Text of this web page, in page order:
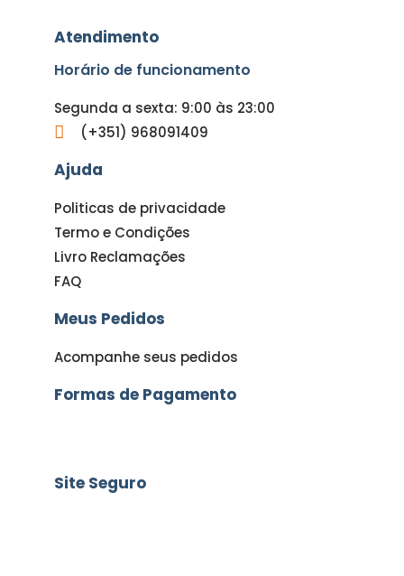
Atendimento
Horário de funcionamento
Segunda a sexta: 9:00 às 23:00
(+351) 968091409
Ajuda
Politicas de privacidade
Termo e Condições
Livro Reclamações
FAQ
Meus Pedidos
Acompanhe seus pedidos
Formas de Pagamento
Site Seguro